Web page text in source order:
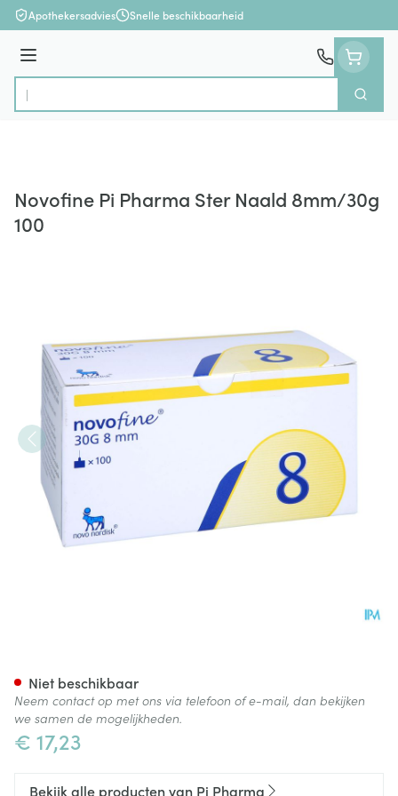
Ga naar de inhoud
Apothekersadvies Snelle beschikbaarheid
Menu
Product, merk, categorie...
Zoek
Novofine Pi Pharma Ster Naald 8mm/30g
100
€ 17,23
Niet beschikbaar
Neem contact op met ons via telefoon of e-mail, dan bekijken
we samen de mogelijkheden.
Bekijk alle producten van Pi Pharma